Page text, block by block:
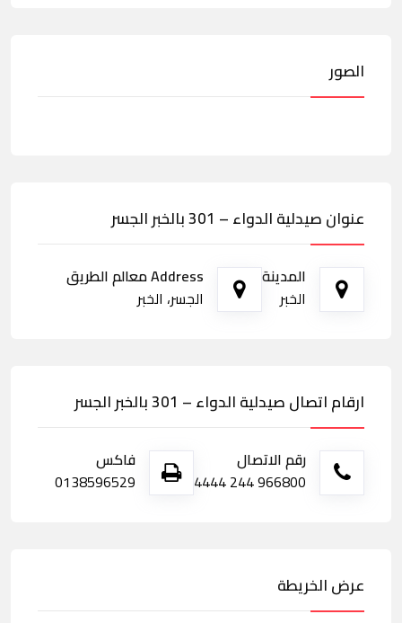
الصور
عنوان صيدلية الدواء – 301 بالخبر الجسر
المدينة
الخبر
Address معالم الطريق
الجسر، الخبر
ارقام اتصال صيدلية الدواء – 301 بالخبر الجسر
رقم الاتصال
966800 244 4444
فاكس
0138596529
عرض الخريطة